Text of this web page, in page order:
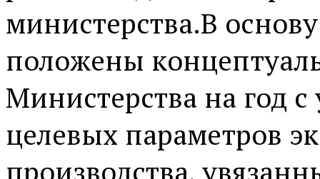
министерства.В
положены
Министерства на год
целевых параметров
производства,